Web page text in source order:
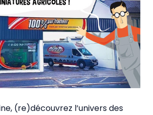
(re)découvrez l’univers des